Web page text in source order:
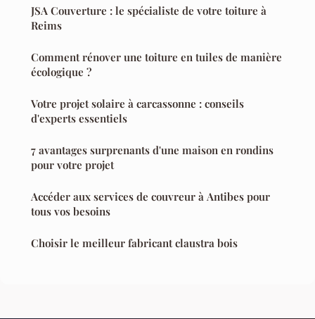
JSA Couverture : le spécialiste de votre toiture à
Reims
Comment rénover une toiture en tuiles de manière
écologique ?
Votre projet solaire à carcassonne : conseils
d'experts essentiels
7 avantages surprenants d'une maison en rondins
pour votre projet
Accéder aux services de couvreur à Antibes pour
tous vos besoins
Choisir le meilleur fabricant claustra bois